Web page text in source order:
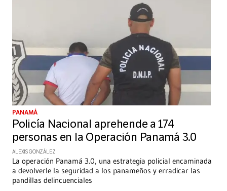
PANAMÁ
Policía Nacional aprehende a 174
personas en la Operación Panamá 3.0
ALEXIS GONZÁLEZ
La operación Panamá 3.0, una estrategia policial encaminada
a devolverle la seguridad a los panameños y erradicar las
pandillas delincuenciales